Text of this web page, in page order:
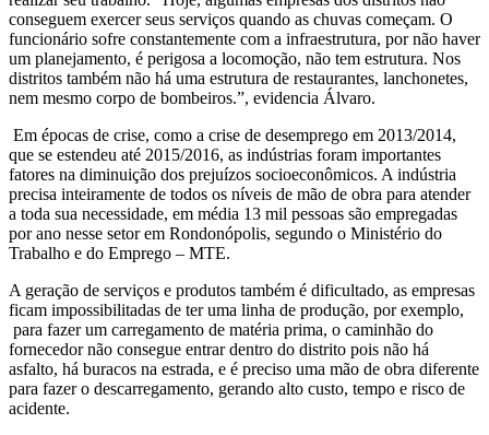
conseguem exercer seus serviços quando as chuvas começam. O
funcionário sofre constantemente com a infraestrutura, por não haver
um planejamento, é perigosa a locomoção, não tem estrutura. Nos
distritos também não há uma estrutura de restaurantes, lanchonetes,
nem mesmo corpo de bombeiros.”, evidencia Álvaro.
Em épocas de crise, como a crise de desemprego em 2013/2014,
que se estendeu até 2015/2016, as indústrias foram importantes
fatores na diminuição dos prejuízos socioeconômicos. A indústria
precisa inteiramente de todos os níveis de mão de obra para atender
a toda sua necessidade, em média 13 mil pessoas são empregadas
por ano nesse setor em Rondonópolis, segundo o Ministério do
Trabalho e do Emprego – MTE.
A geração de serviços e produtos também é dificultado, as empresas
ficam impossibilitadas de ter uma linha de produção, por exemplo,
para fazer um carregamento de matéria prima, o caminhão do
fornecedor não consegue entrar dentro do distrito pois não há
asfalto, há buracos na estrada, e é preciso uma mão de obra diferente
para fazer o descarregamento, gerando alto custo, tempo e risco de
acidente.